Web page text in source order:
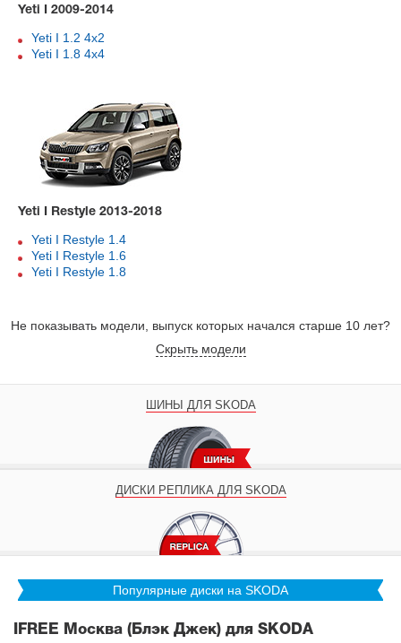
Yeti I 2009-2014
Yeti I 1.2 4x2
Yeti I 1.8 4x4
Yeti I Restyle 2013-2018
Yeti I Restyle 1.4
Yeti I Restyle 1.6
Yeti I Restyle 1.8
Не показывать модели, выпуск которых начался старше 10 лет?
Скрыть модели
ШИНЫ ДЛЯ SKODA
ДИСКИ РЕПЛИКА ДЛЯ SKODA
Популярные диски на SKODA
IFREE Москва (Блэк Джек) для SKODA